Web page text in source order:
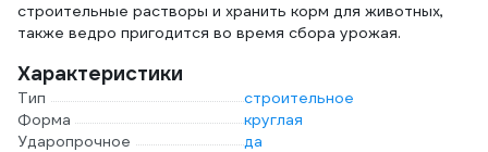
строительные растворы и хранить корм для животных,
также ведро пригодится во время сбора урожая.
Характеристики
Тип
строительное
Форма
круглая
Ударопрочное
да